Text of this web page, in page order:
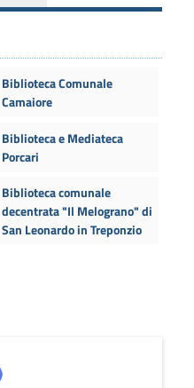
Biblioteca Comunale
Camaiore
Biblioteca e Mediateca
Porcari
Biblioteca comunale
decentrata "Il Melograno" di
San Leonardo in Treponzio